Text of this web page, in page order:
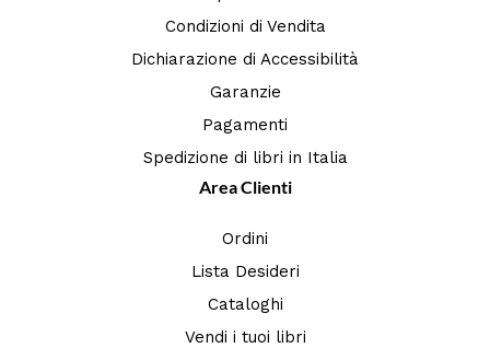
Condizioni di Vendita
Dichiarazione di Accessibilità
Garanzie
Pagamenti
Spedizione di libri in Italia
Area Clienti
Ordini
Lista Desideri
Cataloghi
Vendi i tuoi libri